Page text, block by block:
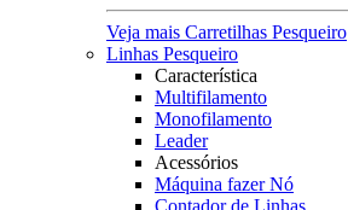
Veja mais Carretilhas Pesqueiro
Linhas Pesqueiro
Característica
Multifilamento
Monofilamento
Leader
Acessórios
Máquina fazer Nó
Contador de Linhas